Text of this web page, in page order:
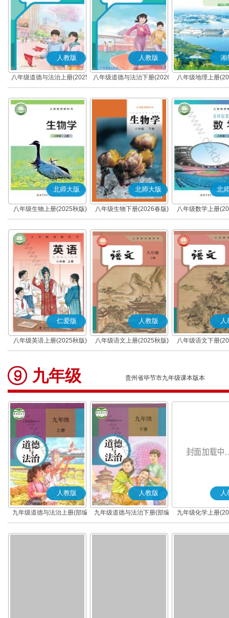
人教版
八年级道德与法治上册(2025
秋版)(部编版)
人教版
八年级道德与法治下册(2026
春版)(部编版)
湘
八年级地理上册
北师大版
八年级生物上册(2025秋版)
北师大版
八年级生物下册(2026春版)
北
八年级数学上册
仁爱版
八年级英语上册(2025秋版)
(科普版)
人教版
八年级语文上册(2025秋版)
(部编版)
人
八年级语文下册
(部编版)
九年级 贵州省毕节市九年级课本版本
人教版
九年级道德与法治上册(部编
版)
人教版
九年级道德与法治下册(部编
版)
人
九年级化学上册